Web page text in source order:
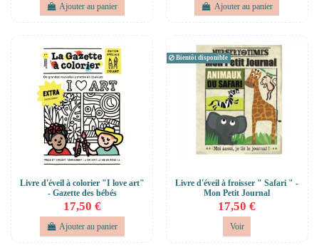
Ajouter au panier Ajouter au panier
Livre d'éveil à colorier "I love art"
- Gazette des bébés
17,50 €
Ajouter au panier
Bientôt disponible
Livre d'éveil à froisser " Safari " -
Mon Petit Journal
17,50 €
Voir